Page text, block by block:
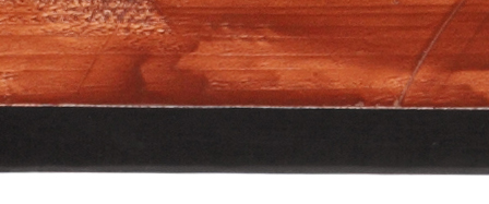
Upravo zbog toga važno je krenuti sa treningom
vrijeme.